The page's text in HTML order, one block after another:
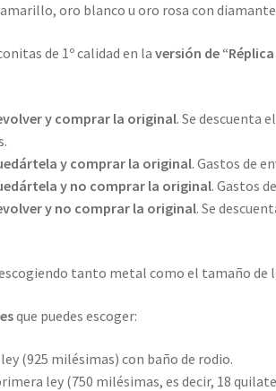
oro blanco u oro rosa con
de 1º calidad en laversión de
y comprar la original. Se descuenta
y comprar la original. Gastos de
y no comprar la original. Gastos
y no comprar la original. Se
tanto metal como el tamaño
que puedes escoger:
(925 milésimas) con baño de rodio.
ley (750 milésimas, es decir, 18